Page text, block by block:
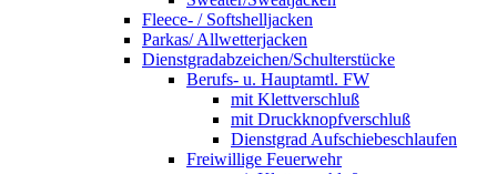
Fleece- / Softshelljacken
Parkas/ Allwetterjacken
Dienstgradabzeichen/Schulterstücke
Berufs- u. Hauptamtl. FW
mit Klettverschluß
mit Druckknopfverschluß
Dienstgrad Aufschiebeschlaufen
Freiwillige Feuerwehr